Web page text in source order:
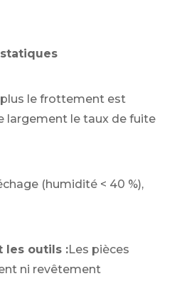
plus le frottement est
largement le taux de fuite
(humidité < 40 %),
les outils :Les pièces
ni revêtement